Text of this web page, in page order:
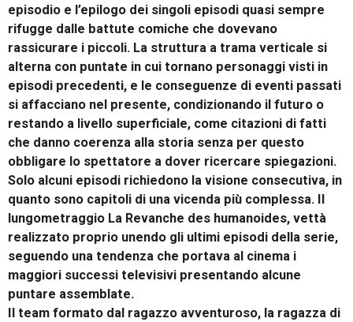
episodio e l’epilogo dei singoli episodi quasi sempre
rifugge dalle battute comiche che dovevano
rassicurare i piccoli. La struttura a trama verticale si
alterna con puntate in cui tornano personaggi visti in
episodi precedenti, e le conseguenze di eventi passati
si affacciano nel presente, condizionando il futuro o
restando a livello superficiale, come citazioni di fatti
che danno coerenza alla storia senza per questo
obbligare lo spettatore a dover ricercare spiegazioni.
Solo alcuni episodi richiedono la visione consecutiva, in
quanto sono capitoli di una vicenda più complessa. Il
lungometraggio La Revanche des humanoides, vettà
realizzato proprio unendo gli ultimi episodi della serie,
seguendo una tendenza che portava al cinema i
maggiori successi televisivi presentando alcune
puntare assemblate.
Il team formato dal ragazzo avventuroso, la ragazza di